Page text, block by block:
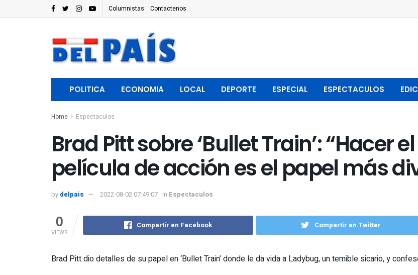
Columnistas Contactenos
POLITICA ECONOMIA LOCAL DEPORTE ESPECIAL ESPECTACULOS
Home Espectaculos
Brad Pitt sobre ‘Bullet Train’: “Hacer
película de acción es el papel más
by delpais 2022-08-02 07:49:07 in Espectaculos
0
VIEWS
Compartir en Facebook Compartir en Twitter
Brad Pitt dio detalles de su papel en ‘Bullet Train’ donde le da vida a Ladybug, un temible sicario, y